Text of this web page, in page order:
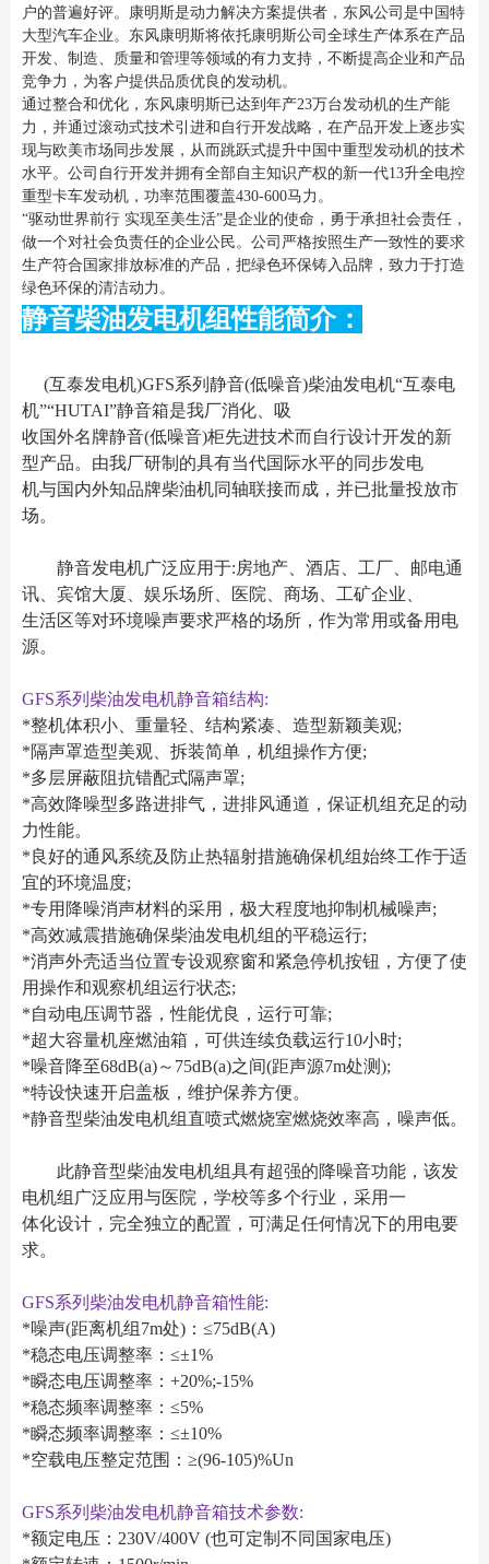
户的普遍好评。康明斯是动力解决方案提供者，东风公司是中国特
大型汽车企业。东风康明斯将依托康明斯公司全球生产体系在产品
开发、制造、质量和管理等领域的有力支持，不断提高企业和产品
竞争力，为客户提供品质优良的发动机。
通过整合和优化，东风康明斯已达到年产23万台发动机的生产能
力，并通过滚动式技术引进和自行开发战略，在产品开发上逐步实
现与欧美市场同步发展，从而跳跃式提升中国中重型发动机的技术
水平。公司自行开发并拥有全部自主知识产权的新一代13升全电控
重型卡车发动机，功率范围覆盖430-600马力。
“驱动世界前行 实现至美生活”是企业的使命，勇于承担社会责任，
做一个对社会负责任的企业公民。公司严格按照生产一致性的要求
生产符合国家排放标准的产品，把绿色环保铸入品牌，致力于打造
绿色环保的清洁动力。
静音柴油发电机组性能简介：
(互泰发电机)GFS系列静音(低噪音)柴油发电机“互泰电
机”“HUTAI”静音箱是我厂消化、吸
收国外名牌静音(低噪音)柜先进技术而自行设计开发的新
型产品。由我厂研制的具有当代国际水平的同步发电
机与国内外知品牌柴油机同轴联接而成，并已批量投放市
场。
静音发电机广泛应用于:房地产、酒店、工厂、邮电通
讯、宾馆大厦、娱乐场所、医院、商场、工矿企业、
生活区等对环境噪声要求严格的场所，作为常用或备用电
源。
GFS系列柴油发电机静音箱结构:
*整机体积小、重量轻、结构紧凑、造型新颖美观;
*隔声罩造型美观、拆装简单，机组操作方便;
*多层屏蔽阻抗错配式隔声罩;
*高效降噪型多路进排气，进排风通道，保证机组充足的动
力性能。
*良好的通风系统及防止热辐射措施确保机组始终工作于适
宜的环境温度;
*专用降噪消声材料的采用，极大程度地抑制机械噪声;
*高效减震措施确保柴油发电机组的平稳运行;
*消声外壳适当位置专设观察窗和紧急停机按钮，方便了使
用操作和观察机组运行状态;
*自动电压调节器，性能优良，运行可靠;
*超大容量机座燃油箱，可供连续负载运行10小时;
*噪音降至68dB(a)～75dB(a)之间(距声源7m处测);
*特设快速开启盖板，维护保养方便。
*静音型柴油发电机组直喷式燃烧室燃烧效率高，噪声低。
此静音型柴油发电机组具有超强的降噪音功能，该发
电机组广泛应用与医院，学校等多个行业，采用一
体化设计，完全独立的配置，可满足任何情况下的用电要
求。
GFS系列柴油发电机静音箱性能:
*噪声(距离机组7m处)：≤75dB(A)
*稳态电压调整率：≤±1%
*瞬态电压调整率：+20%;-15%
*稳态频率调整率：≤5%
*瞬态频率调整率：≤±10%
*空载电压整定范围：≥(96-105)%Un
GFS系列柴油发电机静音箱技术参数:
*额定电压：230V/400V (也可定制不同国家电压)